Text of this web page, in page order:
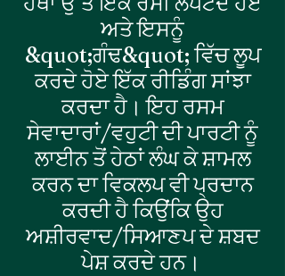
ਅਤੇ ਇਸਨੂੰ
&quot;ਗੰਢ&quot; ਵਿੱਚ ਲੂਪ
ਕਰਦੇ ਹੋਏ ਇੱਕ ਰੀਡਿੰਗ ਸਾਂਝਾ
ਕਰਦਾ ਹੈ। ਇਹ ਰਸਮ
ਸੇਵਾਦਾਰਾਂ/ਵਹੁਟੀ ਦੀ ਪਾਰਟੀ ਨੂੰ
ਲਾਈਨ ਤੋਂ ਹੇਠਾਂ ਲੰਘ ਕੇ ਸ਼ਾਮਲ
ਕਰਨ ਦਾ ਵਿਕਲਪ ਵੀ ਪ੍ਰਦਾਨ
ਕਰਦੀ ਹੈ ਕਿਉਂਕਿ ਉਹ
ਅਸ਼ੀਰਵਾਦ/ਸਿਆਣਪ ਦੇ ਸ਼ਬਦ
ਪੇਸ਼ ਕਰਦੇ ਹਨ।